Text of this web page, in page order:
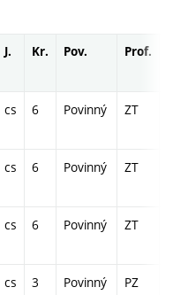
J. Kr. Pov. Prof.
cs 6 Povinný ZT
cs 6 Povinný ZT
cs 6 Povinný ZT
cs 3 Povinný PZ